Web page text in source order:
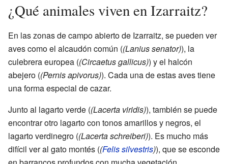
¿Qué animales viven en Izarraitz?
En las zonas de campo abierto de Izarraitz, se pueden ver
aves como el alcaudón común ((Lanius senator)), la
culebrera europea ((Circaetus gallicus)) y el halcón
abejero ((Pernis apivorus)). Cada una de estas aves tiene
una forma especial de cazar.
Junto al lagarto verde ((Lacerta viridis)), también se puede
encontrar otro lagarto con tonos amarillos y negros, el
lagarto verdinegro ((Lacerta schreiberi)). Es mucho más
difícil ver al gato montés ((Felis silvestris)), que se esconde